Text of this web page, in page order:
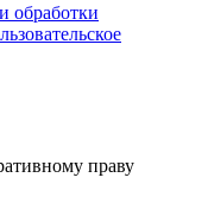
обработки
праву